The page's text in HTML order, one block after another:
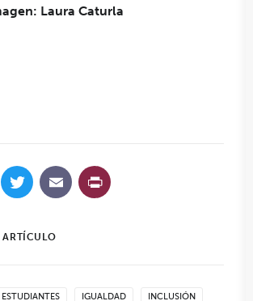
Laura Caturla
Facebook
Twitter
Email
ARTÍCULO
ESTUDIANTES IGUALDAD INCLUSIÓN